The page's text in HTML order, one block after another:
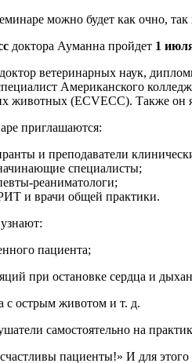
можно будет как очно,
доктора Ауманна пройдет 1
ветеринарных наук,
Американского
животных (ECVECC). Также он
приглашаются:
и преподаватели
специалисты;
реаниматологи;
и врачи общей практики.
пациента;
при остановке сердца и
с острым животом и т. д.
самостоятельно на
пациенты!» И для